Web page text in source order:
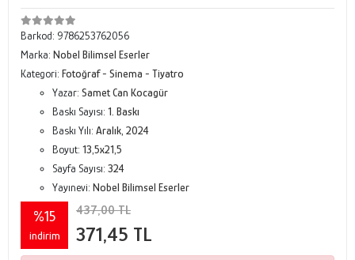
Barkod: 9786253762056
Marka: Nobel Bilimsel Eserler
Kategori: Fotoğraf - Sinema - Tiyatro
Yazar: Samet Can Kocagür
Baskı Sayısı: 1. Baskı
Baskı Yılı: Aralık, 2024
Boyut: 13,5x21,5
Sayfa Sayısı: 324
Yayınevi: Nobel Bilimsel Eserler
%15
indirim
437,00 TL
371,45 TL